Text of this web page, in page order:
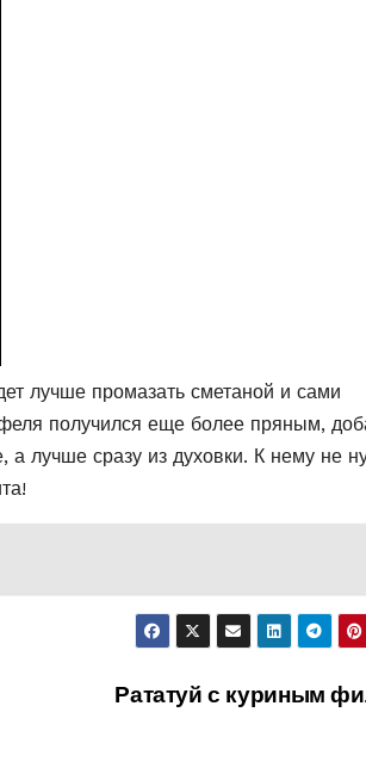
лучше промазать сметаной и сами
получился еще более пряным,
а лучше сразу из духовки. К нему не
Рататуй с куриным